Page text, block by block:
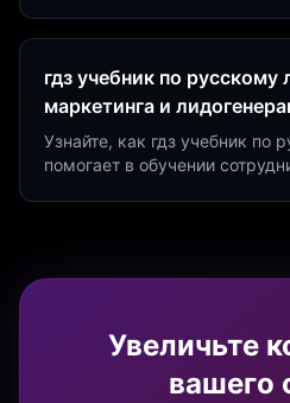
гдз учебник по
маркетинга и
Узнайте, как гдз учебник по
помогает в обучении
Увеличьте
вашего